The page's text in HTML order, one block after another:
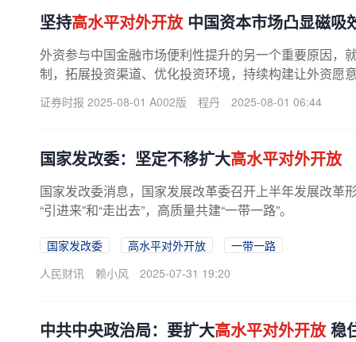
坚持高水平对外开放中国资本市场凸显磁吸
外资参与中国金融市场便利性提升的另一个重要原因，
制，拓展投资渠道、优化投资环境，持续构建让外资愿
证券时报 2025-08-01 A002版 程丹 2025-08-01 06:44
​国家发改委：坚定不移扩大高水平对外开放
国家发改委消息，国家发展改革委召开上半年发展改革
“引进来”和“走出去”，高质量共建“一带一路”。
国家发改委 高水平对外开放
一带一路
人民财讯
赖小风 2025-07-31 19:20
中共中央政治局：要扩大高水平对外开放稳